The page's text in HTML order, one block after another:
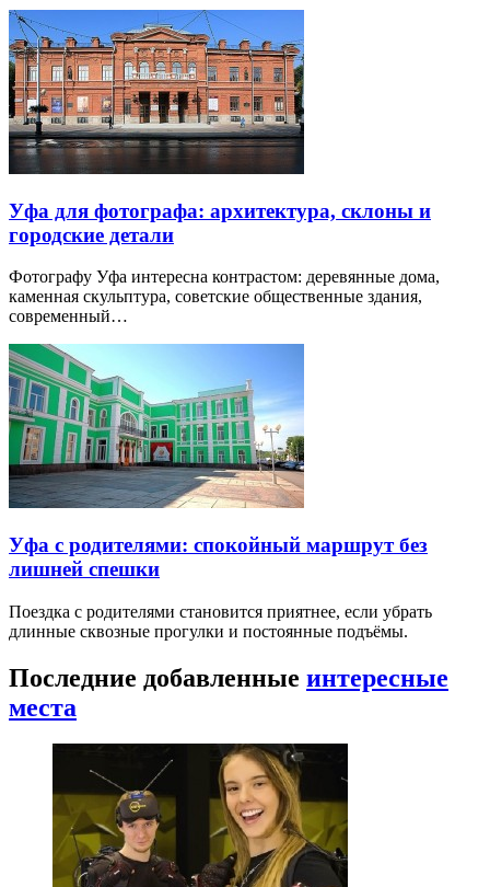
Уфа для фотографа: архитектура, склоны и
городские детали
Фотографу Уфа интересна контрастом: деревянные дома,
каменная скульптура, советские общественные здания,
современный…
Уфа с родителями: спокойный маршрут без
лишней спешки
Поездка с родителями становится приятнее, если убрать
длинные сквозные прогулки и постоянные подъёмы.
Последние добавленные интересные
места